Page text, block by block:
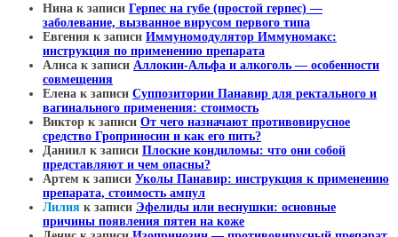
Нина к записи Герпес на губе (простой герпес) —
заболевание, вызванное вирусом первого типа
Евгения к записи Иммуномодулятор Иммуномакс:
инструкция по применению препарата
Алиса к записи Аллокин-Альфа и алкоголь — особенности
совмещения
Елена к записи Суппозитории Панавир для ректального и
вагинального применения: стоимость
Виктор к записи От чего назначают противовирусное
средство Гроприносин и как его пить?
Даниил к записи Плоские кондиломы: что они собой
представляют и чем опасны?
Артем к записи Уколы Панавир: инструкция к применению
препарата, стоимость ампул
Лилия к записи Эфелиды или веснушки: основные
причины появления пятен на коже